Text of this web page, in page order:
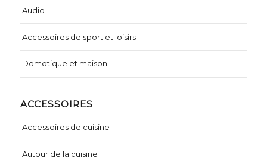
Audio
Accessoires de sport et loisirs
Domotique et maison
ACCESSOIRES
Accessoires de cuisine
Autour de la cuisine